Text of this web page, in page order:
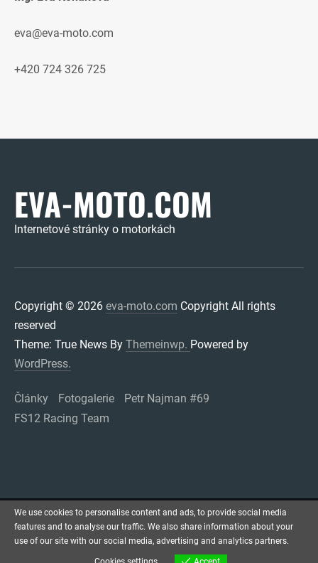
eva@eva-moto.com
+420 724 326 725
EVA-MOTO.COM
Internetové stránky o motorkách
Copyright © 2026 eva-moto.com Copyright All rights
reserved
Theme: True News By Themeinwp. Powered by
WordPress.
Články Fotogalerie
Petr Najman #69
FS12 Racing Team
We use cookies to personalise content and ads, to provide social media
features and to analyse our traffic. We also share information about your
use of our site with our social media, advertising and analytics partners.